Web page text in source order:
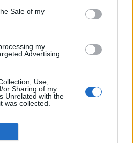
Sale of my
my
Advertising.
Use,
or Sharing of my
Unrelated with the
was collected.
POST
alla tesi di laurea che si
digitale”. Vetrya, gruppo
di servizi digital, piattaforme cloud